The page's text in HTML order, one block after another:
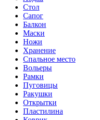
Стол
Сапог
Балкон
Маски
Ножи
Хранение
Спальное место
Вольеры
Рамки
Пуговицы
Ракушки
Открытки
Пластилина